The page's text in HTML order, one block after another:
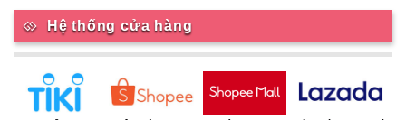
Hệ thống cửa hàng